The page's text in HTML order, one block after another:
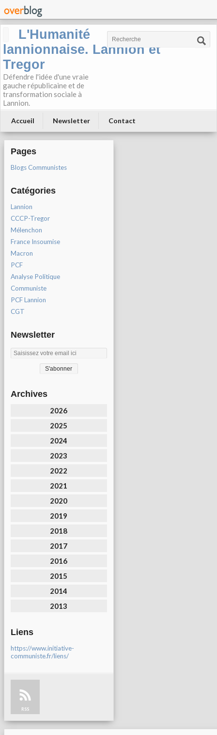
L'Humanité
lannionnaise. Lannion et
Tregor
Défendre l'idée d'une vraie
gauche républicaine et de
transformation sociale à
Lannion.
Accueil Newsletter Contact
Pages
Blogs Communistes
Catégories
Lannion
CCCP-Tregor
Mélenchon
France Insoumise
Macron
PCF
Analyse Politique
Communiste
PCF Lannion
CGT
Newsletter
Archives
2026
2025
2024
2023
2022
2021
2020
2019
2018
2017
2016
2015
2014
2013
Liens
https://www.initiative-
communiste.fr/liens/
RSS